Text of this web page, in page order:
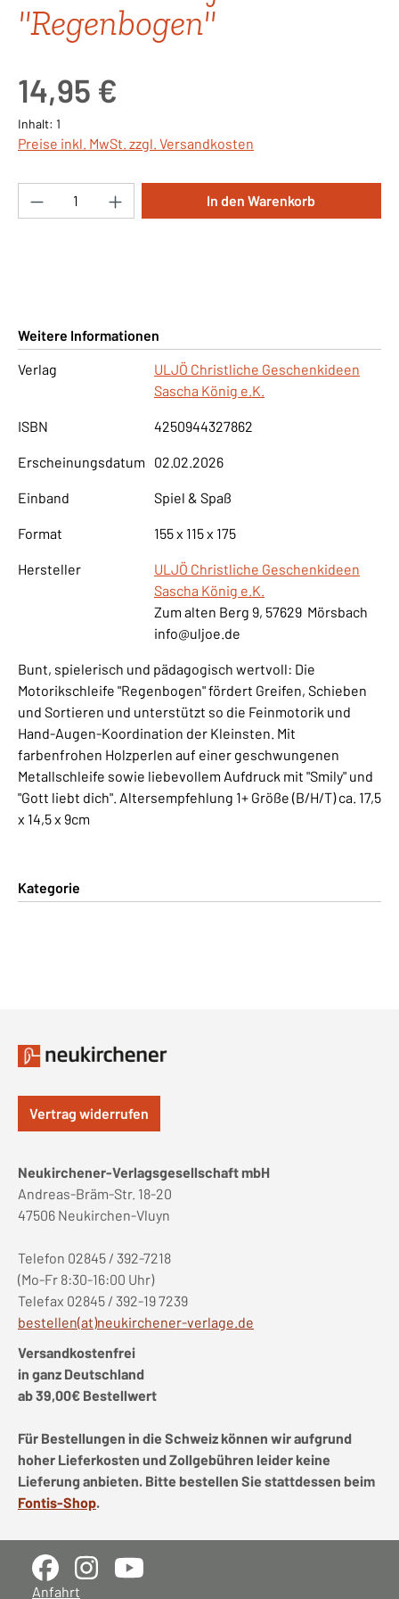
"Regenbogen"
14,95 €
Inhalt: 1
Preise inkl. MwSt. zzgl. Versandkosten
Produkt Anzahl: Gib den gewünschten
In den Warenkorb
Weitere Informationen
Verlag
ULJÖ Christliche Geschenkideen
Sascha König e.K.
ISBN 4250944327862
Erscheinungsdatum 02.02.2026
Einband Spiel & Spaß
Format 155 x 115 x 175
Hersteller
ULJÖ Christliche Geschenkideen
Sascha König e.K.
Zum alten Berg 9, 57629 Mörsbach
info@uljoe.de
Bunt, spielerisch und pädagogisch wertvoll: Die
Motorikschleife "Regenbogen" fördert Greifen, Schieben
und Sortieren und unterstützt so die Feinmotorik und
Hand-Augen-Koordination der Kleinsten. Mit
farbenfrohen Holzperlen auf einer geschwungenen
Metallschleife sowie liebevollem Aufdruck mit "Smily" und
"Gott liebt dich". Altersempfehlung 1+ Größe (B/H/T) ca. 17,5
x 14,5 x 9cm
Kategorie
Vertrag widerrufen
Neukirchener-Verlagsgesellschaft mbH
Andreas-Bräm-Str. 18-20
47506 Neukirchen-Vluyn
Telefon 02845 / 392-7218
(Mo-Fr 8:30-16:00 Uhr)
Telefax 02845 / 392-19 7239
bestellen(at)neukirchener-verlage.de
Versandkostenfrei
in ganz Deutschland
ab 39,00€ Bestellwert
Für Bestellungen in die Schweiz können wir aufgrund
hoher Lieferkosten und Zollgebühren leider keine
Lieferung anbieten. Bitte bestellen Sie stattdessen beim
Fontis-Shop.
Anfahrt